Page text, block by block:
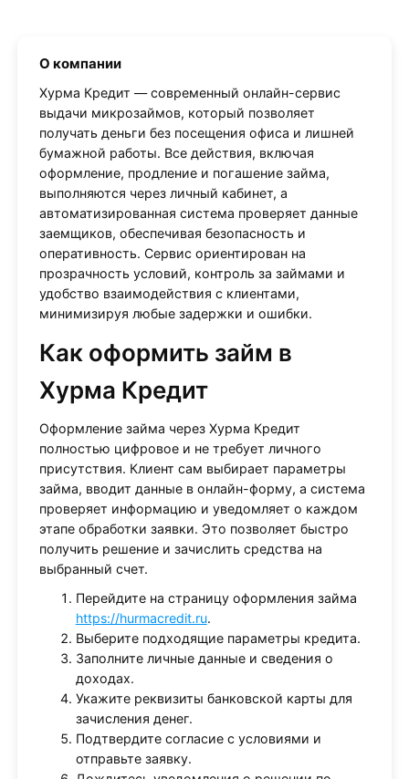
О компании
Хурма Кредит — современный онлайн-сервис
выдачи микрозаймов, который позволяет
получать деньги без посещения офиса и лишней
бумажной работы. Все действия, включая
оформление, продление и погашение займа,
выполняются через личный кабинет, а
автоматизированная система проверяет данные
заемщиков, обеспечивая безопасность и
оперативность. Сервис ориентирован на
прозрачность условий, контроль за займами и
удобство взаимодействия с клиентами,
минимизируя любые задержки и ошибки.
Как оформить займ в
Хурма Кредит
Оформление займа через Хурма Кредит
полностью цифровое и не требует личного
присутствия. Клиент сам выбирает параметры
займа, вводит данные в онлайн-форму, а система
проверяет информацию и уведомляет о каждом
этапе обработки заявки. Это позволяет быстро
получить решение и зачислить средства на
выбранный счет.
Перейдите на страницу оформления займа
https://hurmacredit.ru.
Выберите подходящие параметры кредита.
Заполните личные данные и сведения о
доходах.
Укажите реквизиты банковской карты для
зачисления денег.
Подтвердите согласие с условиями и
отправьте заявку.